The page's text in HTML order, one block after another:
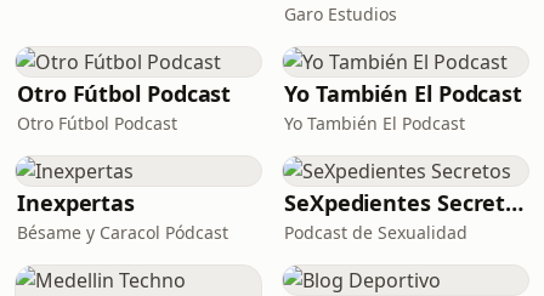
Garo Estudios
Otro Fútbol Podcast
Otro Fútbol Podcast
Yo También El Podcast
Yo También El Podcast
Inexpertas
Bésame y Caracol Pódcast
SeXpedientes Secretos
Podcast de Sexualidad